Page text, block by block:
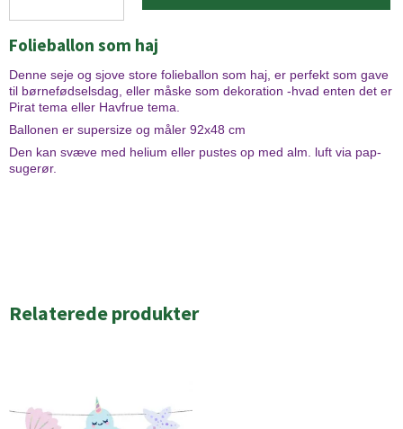
Folieballon som haj
Denne seje og sjove store folieballon som haj, er perfekt som gave
til børnefødselsdag, eller måske som dekoration -hvad enten det er
Pirat tema eller Havfrue tema.
Ballonen er supersize og måler 92x48 cm
Den kan svæve med helium eller pustes op med alm. luft via pap-
sugerør.
Relaterede produkter